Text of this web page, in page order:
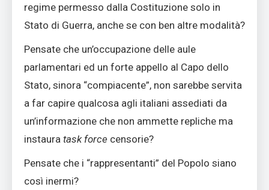
regime permesso dalla Costituzione solo in
Stato di Guerra, anche se con ben altre modalità?
Pensate che un’occupazione delle aule
parlamentari ed un forte appello al Capo dello
Stato, sinora “compiacente”, non sarebbe servita
a far capire qualcosa agli italiani assediati da
un’informazione che non ammette repliche ma
instaura task force censorie?
Pensate che i “rappresentanti” del Popolo siano
così inermi?